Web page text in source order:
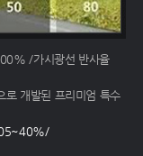
/가시광선 반사율
로 개발된 프리미엄 특수
05~40%/